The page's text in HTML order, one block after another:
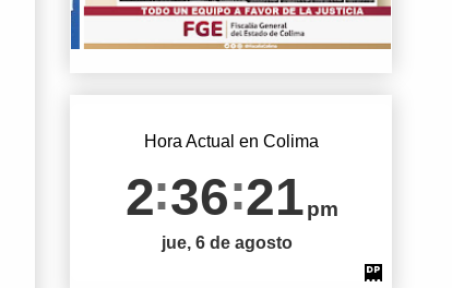
Hora Actual en Colima
2 36 22pm
jue, 6 de agosto